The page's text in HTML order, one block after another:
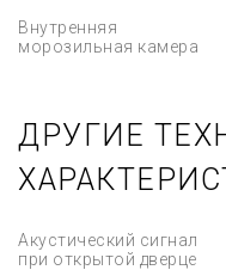
Внутренняя
морозильная камера
ДРУГИЕ
Акустический сигнал
при открытой дверце